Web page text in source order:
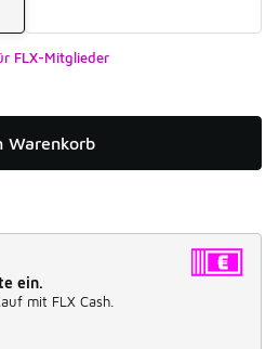
FLX-Mitglieder
Warenkorb
ein.
mit FLX Cash.